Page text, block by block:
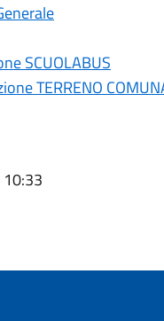
SCUOLABUS
TERRENO